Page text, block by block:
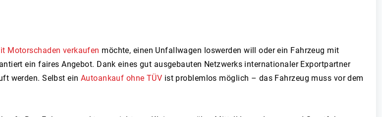
Motorschaden verkaufen möchte, einen Unfallwagen loswerden will oder ein Fahrzeug mit
ein faires Angebot. Dank eines gut ausgebauten Netzwerks internationaler Exportpartner
werden. Selbst ein Autoankauf ohne TÜV ist problemlos möglich – das Fahrzeug muss vor dem